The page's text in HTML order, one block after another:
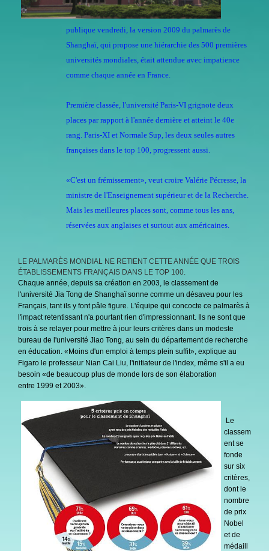
publique vendredi, la version 2009 du palmarès de
Shanghaï, qui propose une hiérarchie des 500 premières
universités mondiales, était attendue avec impatience
comme chaque année en France.
Première classée, l'université Paris-VI grignote deux
places par rapport à l'année dernière et atteint le 40e
rang. Paris-XI et Normale Sup, les deux seules autres
françaises dans le top 100, progressent aussi.
«C'est un frémissement», veut croire Valérie Pécresse, la
ministre de l'Enseignement supérieur et de la Recherche.
Mais les meilleures places sont, comme tous les ans,
réservées aux anglaises et surtout aux américaines.
LE PALMARÈS MONDIAL NE RETIENT CETTE ANNÉE QUE TROIS
ÉTABLISSEMENTS FRANÇAIS DANS LE TOP 100.
Chaque année, depuis sa création en 2003, le classement de
l'université Jia Tong de Shanghaï sonne comme un désaveu pour les
Français, tant ils y font pâle figure. L'équipe qui concocte ce palmarès à
l'impact retentissant n'a pourtant rien d'impressionnant. Ils ne sont que
trois à se relayer pour mettre à jour leurs critères dans un modeste
bureau de l'université Jiao Tong, au sein du département de recherche
en éducation. «Moins d'un emploi à temps plein suffit», explique au
Figaro le professeur Nian Cai Liu, l'initiateur de l'index, même s'il a eu
besoin «de beaucoup plus de monde lors de son élaboration
entre 1999 et 2003».
Le
classem
ent se
fonde
sur six
critères,
dont le
nombre
de prix
Nobel
et de
médaill